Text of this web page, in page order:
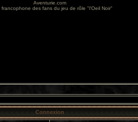
Aventurie.com
francophone des fans du jeu de rôle "l'Oeil Noir"
Connexion